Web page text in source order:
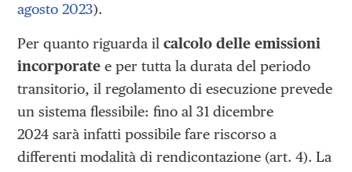
agosto 2023).
Per quanto riguarda ilcalcolo delle emissioni
incorporate e per tutta la durata del periodo
transitorio, il regolamento di esecuzione prevede
un sistema flessibile: fino al 31 dicembre
2024 sarà infatti possibile fare riscorso a
differenti modalità di rendicontazione (art. 4). La